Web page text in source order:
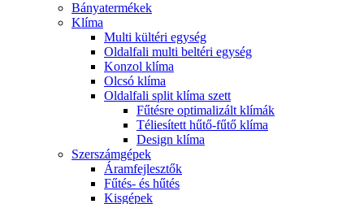
Bányatermékek
Klíma
Multi kültéri egység
Oldalfali multi beltéri egység
Konzol klíma
Olcsó klíma
Oldalfali split klíma szett
Fűtésre optimalizált klímák
Téliesített hűtő-fűtő klíma
Design klíma
Szerszámgépek
Áramfejlesztők
Fűtés- és hűtés
Kisgépek